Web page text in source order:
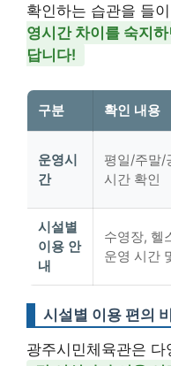
확인하는 습관을 들
영시간 차이를 숙지
답니다!
구분 확인 내용
운영시
간
평일/주말/
시간 확인
시설별
이용 안
내
수영장, 헬
운영 시간
시설별 이용 편의
광주시민체육관은